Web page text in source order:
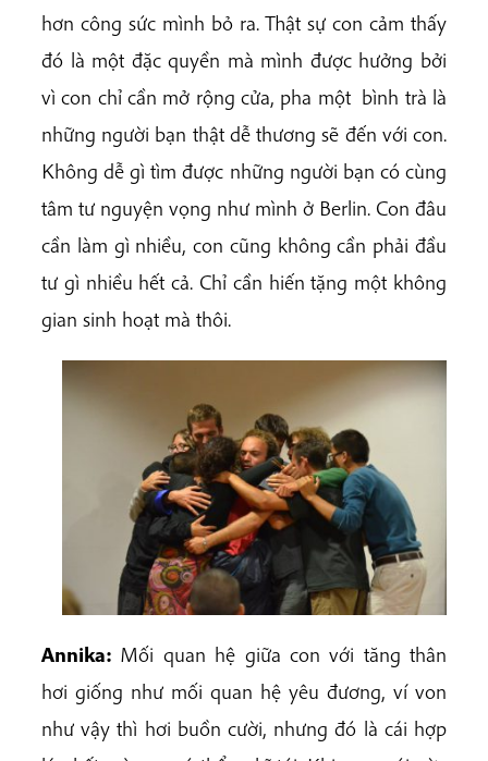
hơn công sức mình bỏ ra. Thật sự con cảm thấy
đó là một đặc quyền mà mình được hưởng bởi
vì con chỉ cần mở rộng cửa, pha một bình trà là
những người bạn thật dễ thương sẽ đến với con.
Không dễ gì tìm được những người bạn có cùng
tâm tư nguyện vọng như mình ở Berlin. Con đâu
cần làm gì nhiều, con cũng không cần phải đầu
tư gì nhiều hết cả. Chỉ cần hiến tặng một không
gian sinh hoạt mà thôi.
Annika: Mối quan hệ giữa con với tăng thân
hơi giống như mối quan hệ yêu đương, ví von
như vậy thì hơi buồn cười, nhưng đó là cái hợp